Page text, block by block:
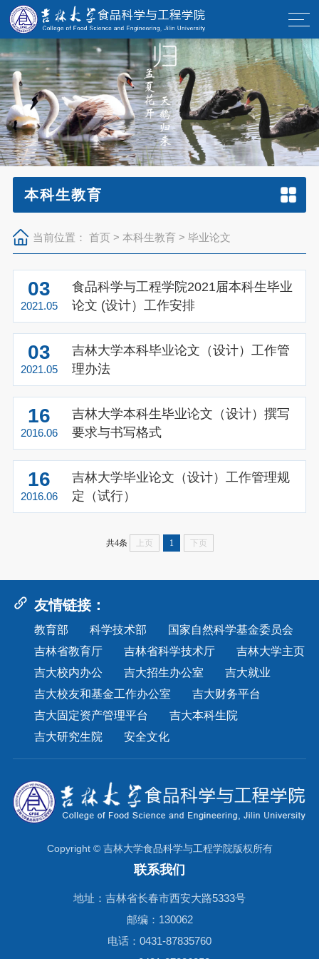
本科生教育
当前位置： 首页 > 本科生教育 > 毕业论文
03
2021.05
食品科学与工程学院2021届本科生毕业
论文 (设计）工作安排
03
2021.05
吉林大学本科毕业论文（设计）工作管
理办法
16
2016.06
吉林大学本科生毕业论文（设计）撰写
要求与书写格式
16
2016.06
吉林大学毕业论文（设计）工作管理规
定（试行）
共4条 上页 1 下页
友情链接：
教育部 科学技术部
国家自然科学基金委员会
吉林省教育厅
吉林省科学技术厅
吉林大学主页
吉大校内办公
吉大招生办公室
吉大就业
吉大校友和基金工作办公室
吉大财务平台
吉大固定资产管理平台
吉大本科生院
吉大研究生院
安全文化
Copyright © 吉林大学食品科学与工程学院版权所有
联系我们
地址：吉林省长春市西安大路5333号
邮编：130062
电话：0431-87835760